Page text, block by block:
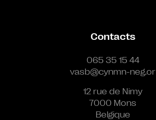
Contacts
065 35 15 44
vasb@cynmn-neg.or
12 rue de Nimy
7000 Mons
Belgique